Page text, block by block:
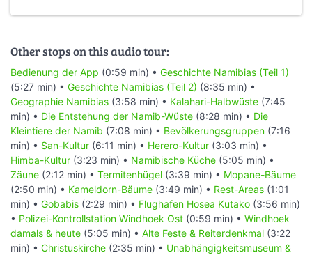
Other stops on this audio tour:
Bedienung der App (0:59 min) • Geschichte Namibias (Teil 1)
(5:27 min) • Geschichte Namibias (Teil 2) (8:35 min) •
Geographie Namibias (3:58 min) • Kalahari-Halbwüste (7:45
min) • Die Entstehung der Namib-Wüste (8:28 min) • Die
Kleintiere der Namib (7:08 min) • Bevölkerungsgruppen (7:16
min) • San-Kultur (6:11 min) • Herero-Kultur (3:03 min) •
Himba-Kultur (3:23 min) • Namibische Küche (5:05 min) •
Zäune (2:12 min) • Termitenhügel (3:39 min) • Mopane-Bäume
(2:50 min) • Kameldorn-Bäume (3:49 min) • Rest-Areas (1:01
min) • Gobabis (2:29 min) • Flughafen Hosea Kutako (3:56 min)
• Polizei-Kontrollstation Windhoek Ost (0:59 min) • Windhoek
damals & heute (5:05 min) • Alte Feste & Reiterdenkmal (3:22
min) • Christuskirche (2:35 min) • Unabhängigkeitsmuseum &